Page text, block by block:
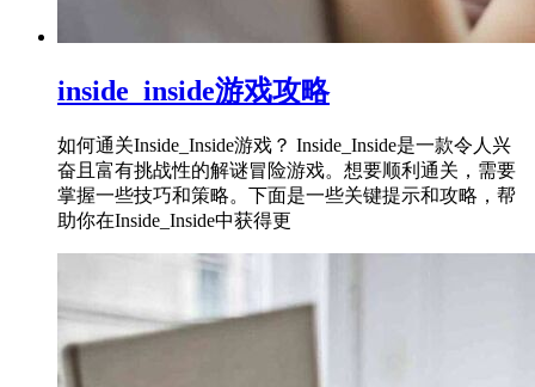
inside_inside游戏攻略
如何通关Inside_Inside游戏？ Inside_Inside是一款令人兴
奋且富有挑战性的解谜冒险游戏。想要顺利通关，需要
掌握一些技巧和策略。下面是一些关键提示和攻略，帮
助你在Inside_Inside中获得更